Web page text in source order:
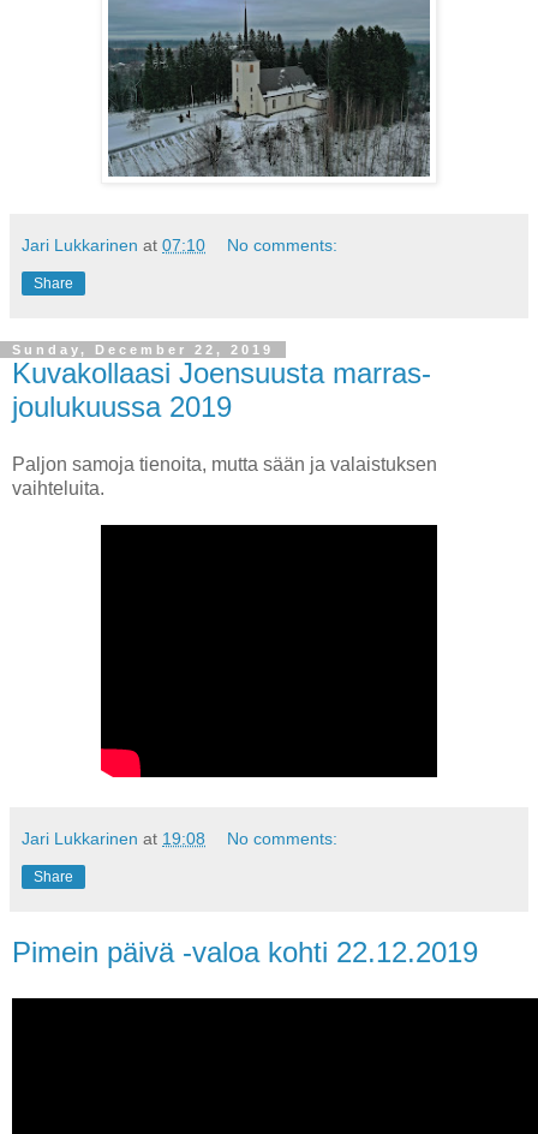
Jari Lukkarinen at 07:10 No comments:
Share
Sunday, December 22, 2019
Kuvakollaasi Joensuusta marras-
joulukuussa 2019
Paljon samoja tienoita, mutta sään ja valaistuksen
vaihteluita.
Jari Lukkarinen at 19:08 No comments:
Share
Pimein päivä -valoa kohti 22.12.2019